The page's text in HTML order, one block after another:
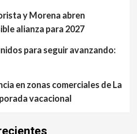
y Morena abren
alianza para 2027
para seguir avanzando:
en zonas comerciales de La
vacacional